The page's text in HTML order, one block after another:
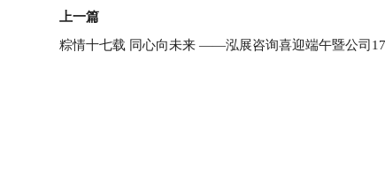
上一篇
粽情十七载 同心向未来 ——泓展咨询喜迎端午暨公司